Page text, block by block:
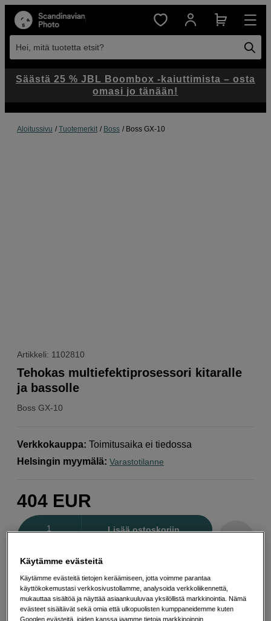
Hei, mitä tuotetta etsit?
Aloitussivu Tuotemerkit Boss Boss GX-10
Artikkeli: 1102810
Boss GX-10
Tehokas multiefektiprosessori kitaralle
ja bassolle
Verkkokauppa: Toimitusaika ei tiedossa
Helsingin myymälä: Varastotilanne
404 EUR
Lisää ostoskoriin
Maksa Svea-erämaksulla
Esimerkki: 36 kk, 15 EUR/kk, yhteensä 545 EUR, todellinen vuosikorko
19,07 %
Avausmaksu 5 EUR, laskutusmaksu 0 EUR/kk lisäksi
Säästä 25 % JBL Boombox -kaiuttimista – osta
omasi jo tänään!
Käytämme evästeitä
Käytämme evästeitä tietojen keräämiseen, jotta voimme parantaa
käyttökokemustasi verkkosivustollamme, analysoida verkkoliikennettä,
mukauttaa sisältöä ja näyttää asiaankuuluvaa yksilöllistä markkinointia. Nämä
evästeet sisältävät sekä omia että ulkopuolisten kumppaneidemme kuten
Googlen evästeitä, joiden kanssa jaamme tietoja markkinoinnin